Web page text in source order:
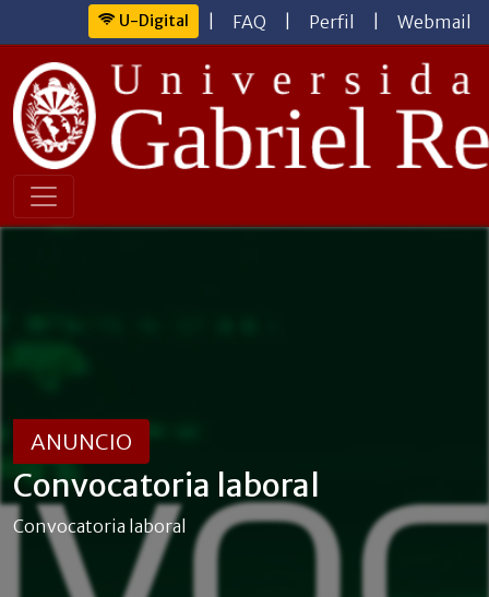
U-Digital FAQ Perfil Webmail
ANUNCIO
Convocatoria laboral
Convocatoria laboral